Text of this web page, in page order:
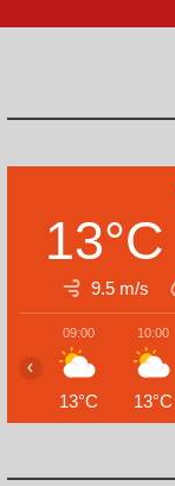
13°C
9.5 m/s
09:00
13°C
10:00
13°C
‹